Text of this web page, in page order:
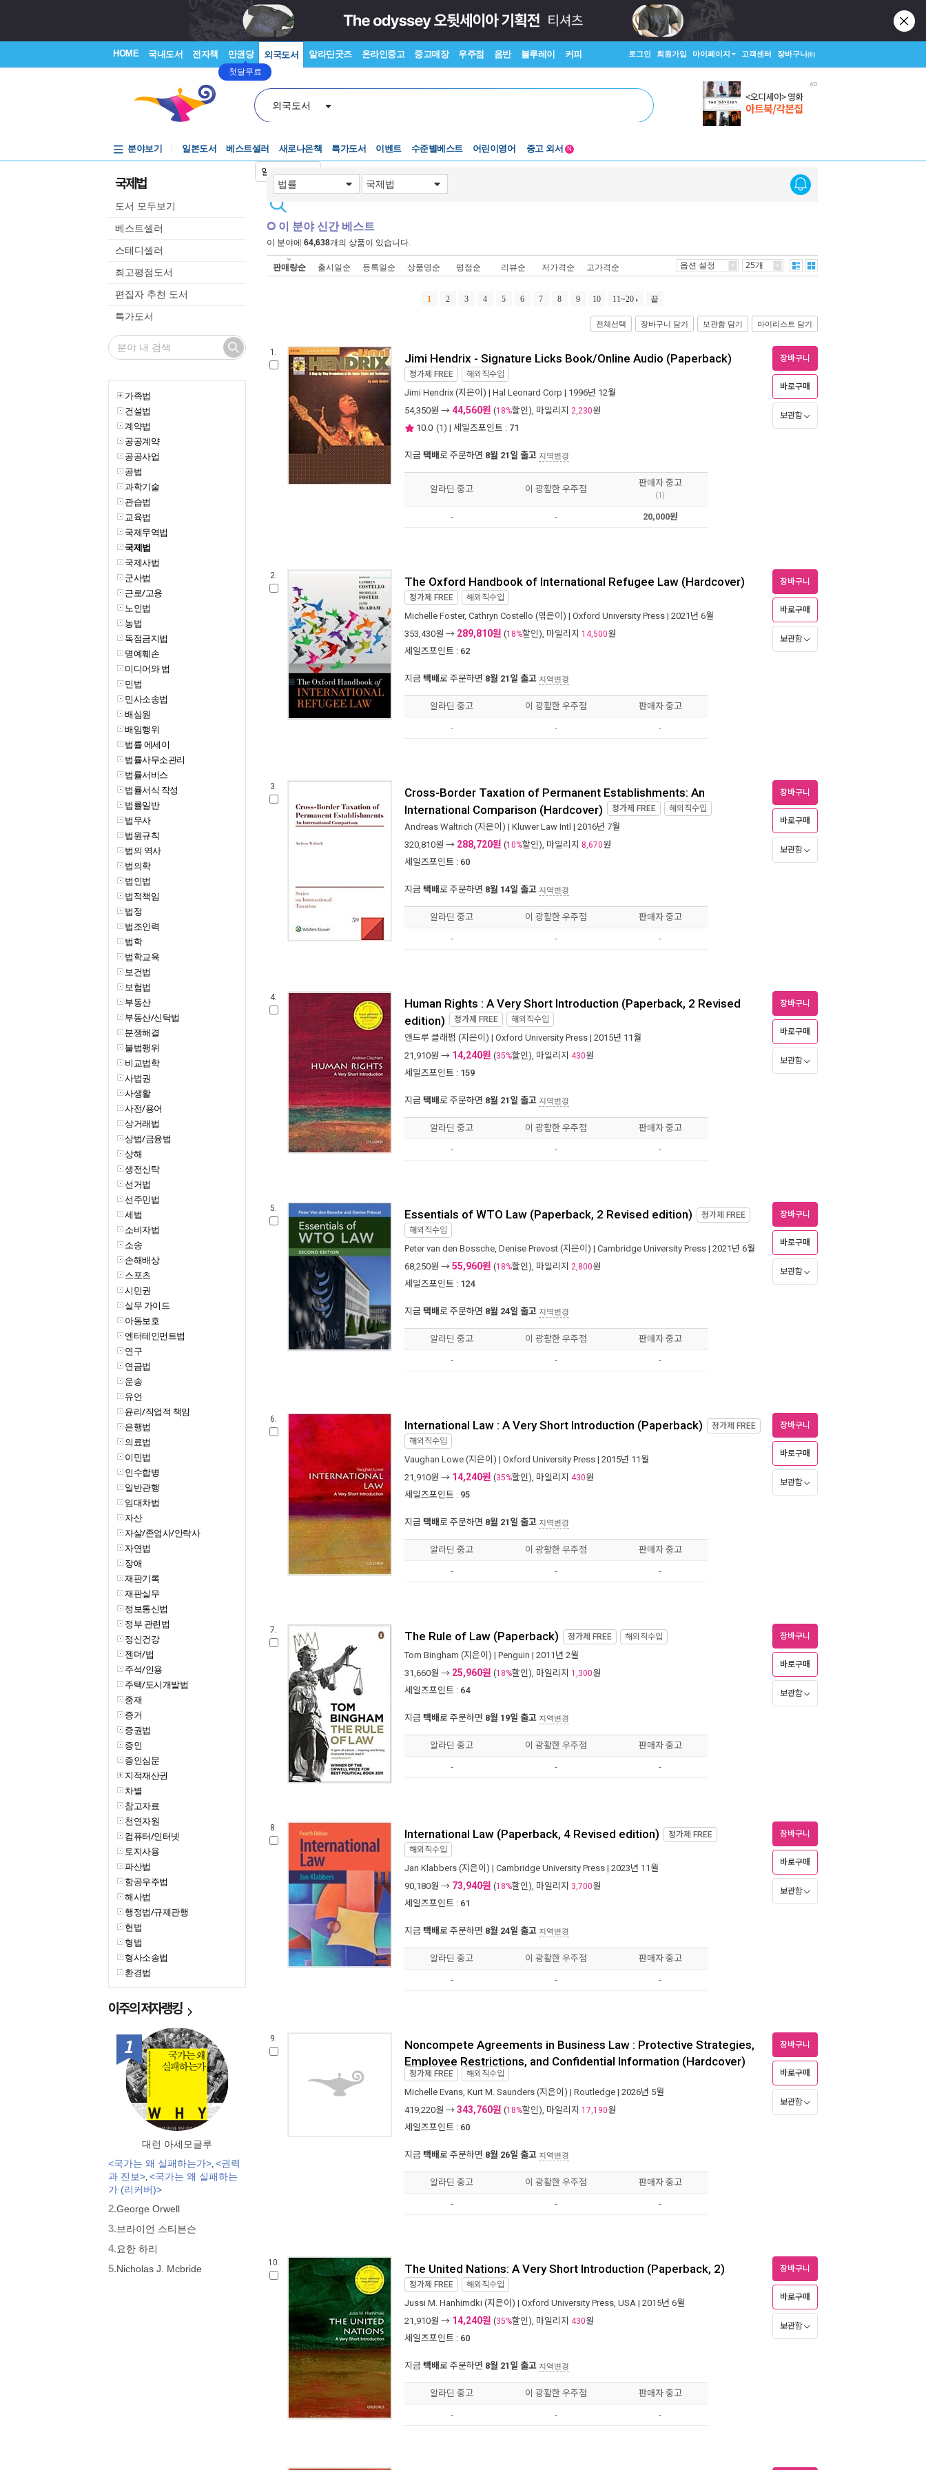
HOME 국내도서 전자책 만권당
첫달무료
외국도서 알라딘굿즈 온라인중고 중고매장 우주점 음반 블루레이 커피 로그인 회원가입 마이페이지 고객센터 장바구니(0)
외국도서
일본어입력기
분야보기 일본도서 베스트셀러 새로나온책 특가도서 이벤트
수준별베스트
수준별베스트
어린이영어
중고 외서
N
국제법
도서 모두보기
베스트셀러
스테디셀러
최고평점도서
편집자 추천 도서
특가도서
가족법
건설법
계약법
공공계약
공공사업
공법
과학기술
관습법
교육법
국제무역법
국제법
국제사법
군사법
근로/고용
노인법
농법
독점금지법
명예훼손
미디어와 법
민법
민사소송법
배심원
배임행위
법률 에세이
법률사무소관리
법률서비스
법률서식 작성
법률일반
법무사
법원규칙
법의 역사
법의학
법인법
법적책임
법정
법조인력
법학
법학교육
보건법
보험법
부동산
부동산/신탁법
분쟁해결
불법행위
비교법학
사법권
사생활
사전/용어
상거래법
상법/금융법
상해
생전신탁
선거법
선주민법
세법
소비자법
소송
손해배상
스포츠
시민권
실무 가이드
아동보호
엔터테인먼트법
연구
연금법
운송
유언
윤리/직업적 책임
은행법
의료법
이민법
인수합병
일반관행
임대차법
자산
자살/존엄사/안락사
자연법
장애
재판기록
재판실무
정보통신법
정부 관련법
정신건강
젠더/법
주석/인용
주택/도시개발법
중재
증거
증권법
증인
증인심문
지적재산권
차별
참고자료
천연자원
컴퓨터/인터넷
토지사용
파산법
항공우주법
해사법
행정법/규제관행
헌법
형법
형사소송법
환경법
이주의저자랭킹
1위
대런 아세모글루
<국가는 왜 실패하는가>, <권력
과 진보>, <국가는 왜 실패하는
가 (리커버)>
2.George Orwell
3.브라이언 스티븐슨
4.요한 하리
5.Nicholas J. Mcbride
이 분야 신간 베스트
이 분야에 64,638개의 상품이 있습니다.
판매량순 출시일순 등록일순 상품명순 평점순 리뷰순 저가격순 고가격순 옵션 설정 25개
1 2 3 4 5 6 7 8 9 10 11~20 끝
전체선택 장바구니 담기 보관함 담기 마이리스트 담기
1. Jimi Hendrix - Signature Licks Book/Online Audio (Paperback)
정가제 FREE 해외직수입
Jimi Hendrix (지은이) | Hal Leonard Corp | 1996년 12월
54,350원 → 44,560원 (18%할인), 마일리지 2,230원
10.0 (1) | 세일즈포인트 : 71
지금 택배로 주문하면 8월 21일 출고 지역변경
장바구니
바로구매
보관함
알라딘 중고 이 광활한 우주점
판매자 중고
(1)
- - 20,000원
2. The Oxford Handbook of International Refugee Law (Hardcover)
정가제 FREE 해외직수입
Michelle Foster, Cathryn Costello (엮은이) | Oxford University Press | 2021년 6월
353,430원 → 289,810원 (18%할인), 마일리지 14,500원
세일즈포인트 : 62
지금 택배로 주문하면 8월 21일 출고 지역변경
장바구니
바로구매
보관함
알라딘 중고 이 광활한 우주점 판매자 중고
- - -
3. Cross-Border Taxation of Permanent Establishments: An
International Comparison (Hardcover) 정가제 FREE 해외직수입
Andreas Waltrich (지은이) | Kluwer Law Intl | 2016년 7월
320,810원 → 288,720원 (10%할인), 마일리지 8,670원
세일즈포인트 : 60
지금 택배로 주문하면 8월 14일 출고 지역변경
장바구니
바로구매
보관함
알라딘 중고 이 광활한 우주점 판매자 중고
- - -
4. Human Rights : A Very Short Introduction (Paperback, 2 Revised
edition) 정가제 FREE 해외직수입
앤드루 클래펌 (지은이) | Oxford University Press | 2015년 11월
21,910원 → 14,240원 (35%할인), 마일리지 430원
세일즈포인트 : 159
지금 택배로 주문하면 8월 21일 출고 지역변경
장바구니
바로구매
보관함
알라딘 중고 이 광활한 우주점 판매자 중고
- - -
5. Essentials of WTO Law (Paperback, 2 Revised edition) 정가제 FREE
해외직수입
Peter van den Bossche, Denise Prevost (지은이) | Cambridge University Press | 2021년 6월
68,250원 → 55,960원 (18%할인), 마일리지 2,800원
세일즈포인트 : 124
지금 택배로 주문하면 8월 24일 출고 지역변경
장바구니
바로구매
보관함
알라딘 중고 이 광활한 우주점 판매자 중고
- - -
6. International Law : A Very Short Introduction (Paperback) 정가제 FREE
해외직수입
Vaughan Lowe (지은이) | Oxford University Press | 2015년 11월
21,910원 → 14,240원 (35%할인), 마일리지 430원
세일즈포인트 : 95
지금 택배로 주문하면 8월 21일 출고 지역변경
장바구니
바로구매
보관함
알라딘 중고 이 광활한 우주점 판매자 중고
- - -
7. The Rule of Law (Paperback) 정가제 FREE 해외직수입
Tom Bingham (지은이) | Penguin | 2011년 2월
31,660원 → 25,960원 (18%할인), 마일리지 1,300원
세일즈포인트 : 64
지금 택배로 주문하면 8월 19일 출고 지역변경
장바구니
바로구매
보관함
알라딘 중고 이 광활한 우주점 판매자 중고
- - -
8. International Law (Paperback, 4 Revised edition) 정가제 FREE
해외직수입
Jan Klabbers (지은이) | Cambridge University Press | 2023년 11월
90,180원 → 73,940원 (18%할인), 마일리지 3,700원
세일즈포인트 : 61
지금 택배로 주문하면 8월 24일 출고 지역변경
장바구니
바로구매
보관함
알라딘 중고 이 광활한 우주점 판매자 중고
- - -
9. Noncompete Agreements in Business Law : Protective Strategies,
Employee Restrictions, and Confidential Information (Hardcover)
정가제 FREE 해외직수입
Michelle Evans Kurt M. Saunders (지은이) | Routledge | 2026년 5월
419,220원 → 343,760원 (18%할인), 마일리지 17,190원
세일즈포인트 : 60
지금 택배로 주문하면 8월 26일 출고 지역변경
장바구니
바로구매
보관함
알라딘 중고 이 광활한 우주점 판매자 중고
- - -
10. The United Nations: A Very Short Introduction (Paperback, 2)
정가제 FREE 해외직수입
Jussi M. Hanhimdki (지은이) | Oxford University Press, USA | 2015년 6월
21,910원 → 14,240원 (35%할인), 마일리지 430원
세일즈포인트 : 60
지금 택배로 주문하면 8월 21일 출고 지역변경
장바구니
바로구매
보관함
알라딘 중고 이 광활한 우주점 판매자 중고
- - -